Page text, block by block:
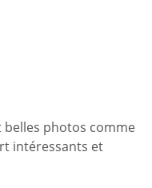
belles photos comme
intéressants et